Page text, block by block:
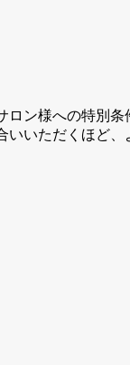
ロン様への特別
いいただくほど、